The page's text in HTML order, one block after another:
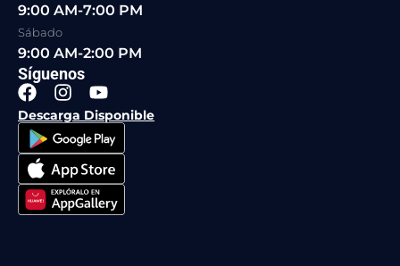
9:00 AM-7:00 PM
Sábado
9:00 AM-2:00 PM
Síguenos
F
a
c
e
b
o
o
k
I
n
s
t
a
g
r
a
Y
o
u
t
u
b
e
Descarga Disponible